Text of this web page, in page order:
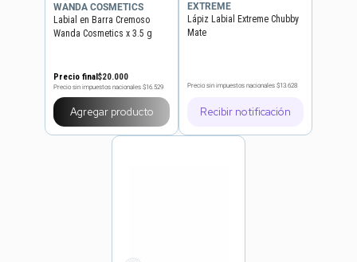
WANDA COSMETICS
Labial en Barra Cremoso
Wanda Cosmetics x 3.5 g
Precio final$20.000
Precio sin impuestos nacionales $16.529
Agregar producto
EXTREME
Lápiz Labial Extreme Chubby
Mate
Precio sin impuestos nacionales $13.628
Recibir notificación